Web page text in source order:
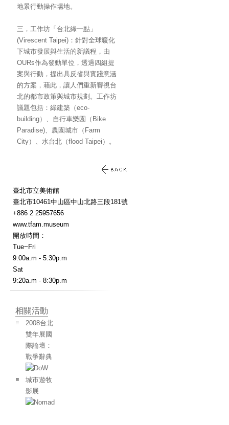
地景行動操作場地。
三，工作坊「 台北綠一點」
(Virescent Taipei)：針對全球暖化
下城市發展與生活的新議程，由
OURs作為發動單位，透過四組提
案與行動，提出具反省與實踐意涵
的方案，藉此，讓人們重新審視台
北的都市政策與城市規劃。工作坊
議題包括：綠建築（eco-
building）、自行車樂園（Bike
Paradise)、農園城市（Farm
City）、水台北（flood Taipei）。
臺北市立美術館
臺北市10461中山區中山北路三段181號
+886 2 25957656
www.tfam.museum
開放時間：
Tue~Fri
9:00a.m - 5:30p.m
Sat
9:20a.m - 8:30p.m
相關活動
2008台北
雙年展國
際論壇：
戰爭辭典
城市遊牧
影展